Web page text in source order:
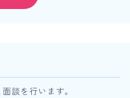
談を行います。